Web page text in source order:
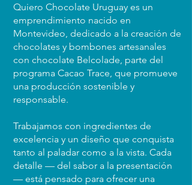
Enviar
Quiero Chocolate Uruguay es un
emprendimiento nacido en
Montevideo, dedicado a la creación de
chocolates y bombones artesanales
con chocolate Belcolade, parte del
programa Cacao Trace, que promueve
una producción sostenible y
responsable.
Trabajamos con ingredientes de
excelencia y un diseño que conquista
tanto al paladar como a la vista. Cada
detalle — del sabor a la presentación
— está pensado para ofrecer una